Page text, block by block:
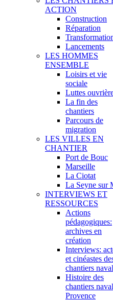
ACTION
Construction
Réparation
Lancements
LES HOMMES
ENSEMBLE
Loisirs et vie
sociale
Luttes
La fin des
chantiers
Parcours de
migration
LES VILLES EN
CHANTIER
Port de Bouc
Marseille
La Ciotat
La Seyne sur
INTERVIEWS ET
RESSOURCES
Actions
pédagogiques:
archives en
création
Interviews:
et cinéastes
chantiers
Histoire des
chantiers
Provence